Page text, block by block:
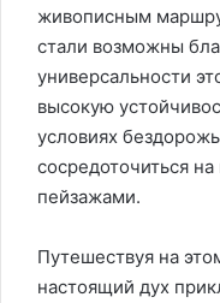
живописным
стали возможны
универсальности
высокую
условиях
сосредоточиться
пейзажами.
Путешествуя на
настоящий дух